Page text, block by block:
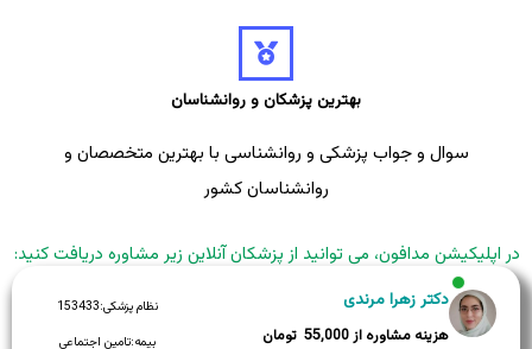
بهترین پزشکان و روانشناسان
سوال و جواب پزشکی و روانشناسی با بهترین متخصصان و
روانشناسان کشور
در اپلیکیشن مدافون، می توانید از پزشکان آنلاین زیر مشاوره دریافت کنید:
نظام پزشکی:153433
بیمه:تامین اجتماعی
دکتر زهرا مرندی
55,000